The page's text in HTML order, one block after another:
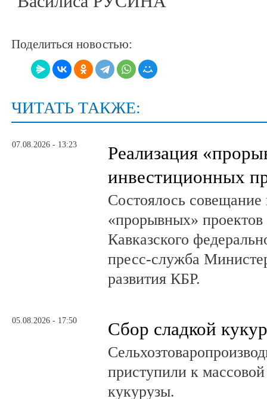
Поделиться новостью:
ЧИТАТЬ ТАКЖЕ:
07.08.2026 - 13:23
Реализация
инвестиционных
Состоялось
«прорывных» проектов
Кавказского
пресс-служба
развития КБР.
05.08.2026 - 17:50 Сбор сладкой
приступили к
кукурузы.